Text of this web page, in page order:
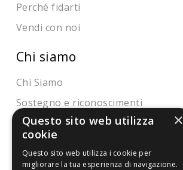
Perché fidarti
Vendi con noi
Chi siamo
Chi Siamo
Sostegno e riconoscimenti
Servizio clienti
FAQ
×
Questo sito web utilizza
cookie
Questo sito web utilizza i cookie per
migliorare la tua esperienza di navigazione.